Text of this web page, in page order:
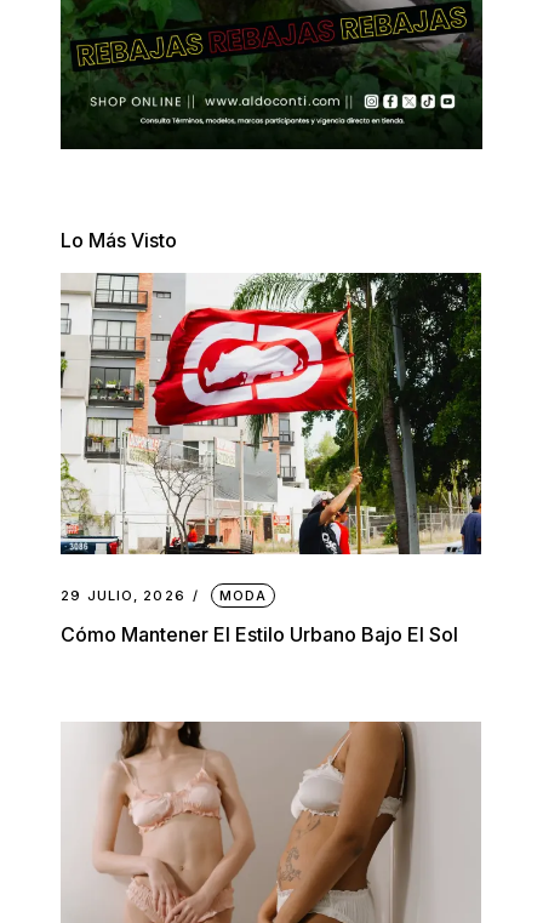
Lo Más Visto
29 JULIO, 2026 MODA
Cómo Mantener El Estilo Urbano Bajo El Sol